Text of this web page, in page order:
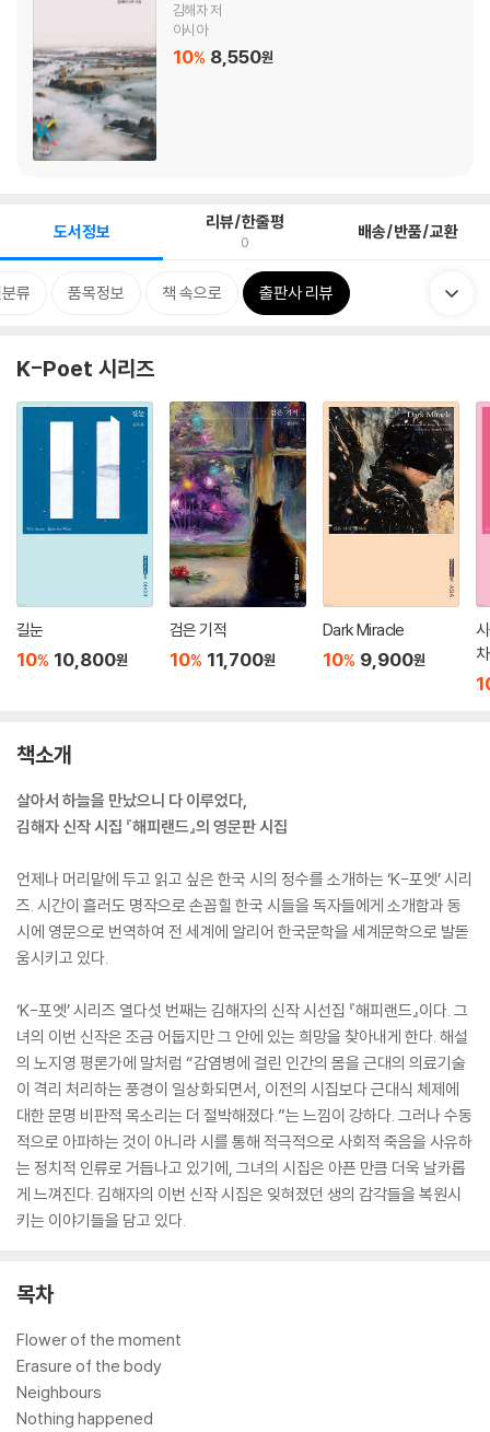
김해자 저
아시아
10% 8,550원
도서정보 리뷰/한줄평
0 배송/반품/교환
류 품목정보 책 속으로 출판사 리뷰
K-Poet 시리즈
길눈
10% 10,800원
검은 기적
10% 11,700원
Dark Miracle
10% 9,900원
차
책소개
살아서 하늘을 만났으니 다 이루었다,
김해자 신작 시집 『해피랜드』의 영문판 시집
언제나 머리맡에 두고 읽고 싶은 한국 시의 정수를 소개하는 ‘K-포엣’ 시리
즈. 시간이 흘러도 명작으로 손꼽힐 한국 시들을 독자들에게 소개함과 동
시에 영문으로 번역하여 전 세계에 알리어 한국문학을 세계문학으로 발돋
움시키고 있다.
‘K-포엣’ 시리즈 열다섯 번째는 김해자의 신작 시선집 『해피랜드』이다. 그
녀의 이번 신작은 조금 어둡지만 그 안에 있는 희망을 찾아내게 한다. 해설
의 노지영 평론가에 말처럼 “감염병에 걸린 인간의 몸을 근대의 의료기술
이 격리 처리하는 풍경이 일상화되면서, 이전의 시집보다 근대식 체제에
대한 문명 비판적 목소리는 더 절박해졌다.”는 느낌이 강하다. 그러나 수동
적으로 아파하는 것이 아니라 시를 통해 적극적으로 사회적 죽음을 사유하
는 정치적 인류로 거듭나고 있기에, 그녀의 시집은 아픈 만큼 더욱 날카롭
게 느껴진다. 김해자의 이번 신작 시집은 잊혀졌던 생의 감각들을 복원시
키는 이야기들을 담고 있다.
목차
Flower of the moment
Erasure of the body
Neighbours
Nothing happened